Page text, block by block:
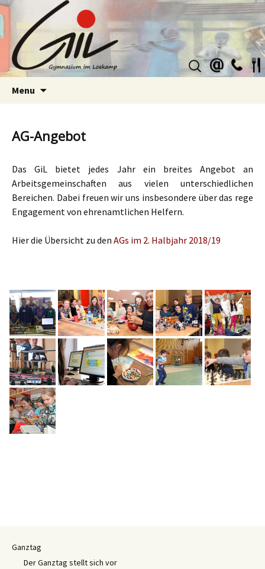
Suchen
nach:
Menu
AG-Angebot
Das GiL bietet jedes Jahr ein breites Angebot an
Arbeitsgemeinschaften aus vielen unterschiedlichen
Bereichen. Dabei freuen wir uns insbesondere über das rege
Engagement von ehrenamtlichen Helfern.
Hier die Übersicht zu den AGs im 2. Halbjahr 2018/19
Ganztag
Der Ganztag stellt sich vor